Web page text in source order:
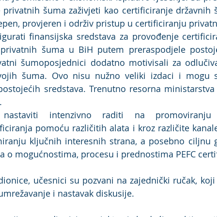
šuma zaživjeti kao certificiranje državnih
provjeren i održiv pristup u certificiranju
finansijska sredstava za provođenje
šuma u BiH putem preraspodjele
šumoposjednici dodatno motivisali za
šuma. Ovo nisu nužno veliki izdaci i mogu
sredstava. Trenutno resorna
intenzivno raditi na promoviranju
pomoću različitih alata i kroz različite
ključnih interesnih strana, a posebno ciljnu
o mogućnostima, procesu i prednostima PEFC
učesnici su pozvani na zajednički ručak,
i nastavak diskusije.